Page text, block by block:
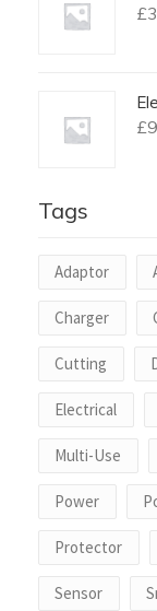
£
£
Tags
Adaptor
Charger
Cutting
Electrical
Multi-Use
Power
Protector
Sensor